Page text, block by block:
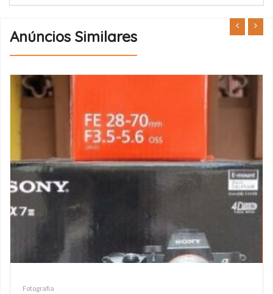
Anúncios Similares
Fotografia